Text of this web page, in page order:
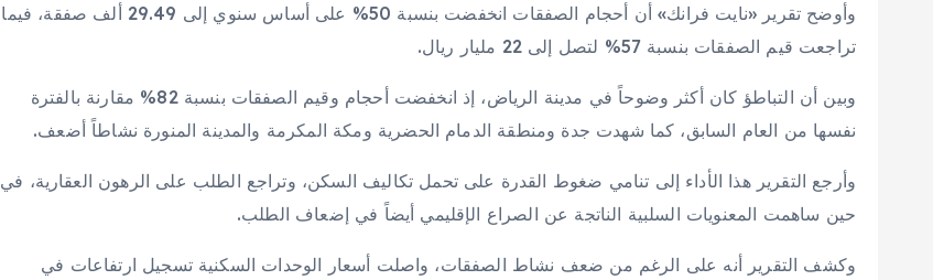
وأوضح تقرير «نايت فرانك» أن أحجام الصفقات انخفضت بنسبة 50% على أساس سنوي إلى 29.49 ألف صفقة، فيما
تراجعت قيم الصفقات بنسبة 57% لتصل إلى 22 مليار ريال.
وبين أن التباطؤ كان أكثر وضوحاً في مدينة الرياض، إذ انخفضت أحجام وقيم الصفقات بنسبة 82% مقارنة بالفترة
نفسها من العام السابق، كما شهدت جدة ومنطقة الدمام الحضرية ومكة المكرمة والمدينة المنورة نشاطاً أضعف.
وأرجع التقرير هذا الأداء إلى تنامي ضغوط القدرة على تحمل تكاليف السكن، وتراجع الطلب على الرهون العقارية، في
حين ساهمت المعنويات السلبية الناتجة عن الصراع الإقليمي أيضاً في إضعاف الطلب.
وكشف التقرير أنه على الرغم من ضعف نشاط الصفقات، واصلت أسعار الوحدات السكنية تسجيل ارتفاعات في